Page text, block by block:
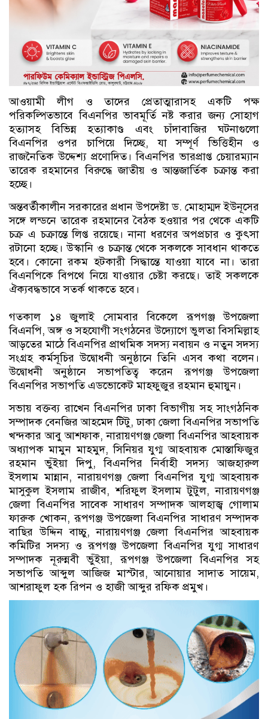
আওয়ামী লীগ ও তাদের প্রেতাত্মারাসহ একটি পক্ষ
পরিকল্পিতভাবে বিএনপির ভাবমূর্তি নষ্ট করার জন্য সোহাগ
হত্যাসহ বিভিন্ন হত্যাকাণ্ড এবং চাঁদাবাজির ঘটনাগুলো
বিএনপির ওপর চাপিয়ে দিচ্ছে, যা সম্পূর্ণ ভিত্তিহীন ও
রাজনৈতিক উদ্দেশ্য প্রণোদিত। বিএনপির ভারপ্রাপ্ত চেয়ারম্যান
তারেক রহমানের বিরুদ্ধে জাতীয় ও আন্তজার্তিক চক্রান্ত করা
হচ্ছে।
অন্তবর্তীকালীন সরকারের প্রধান উপদেষ্টা ড. মোহাম্মদ ইউনূসের
সঙ্গে লন্ডনে তারেক রহমানের বৈঠক হওয়ার পর থেকে একটি
চক্র এ চক্রান্তে লিপ্ত রয়েছে। নানা ধরণের অপপ্রচার ও কুৎসা
রটানো হচ্ছে। উস্কানি ও চক্রান্ত থেকে সকলকে সাবধান থাকতে
হবে। কোনো রকম হটকারী সিদ্ধান্তে যাওয়া যাবে না। তারা
বিএনপিকে বিপথে নিয়ে যাওয়ার চেষ্টা করছে। তাই সকলকে
ঐক্যবদ্ধভাবে সতর্ক থাকতে হবে।
গতকাল ১৪ জুলাই সোমবার বিকেলে রূপগঞ্জ উপজেলা
বিএনপি, অঙ্গ ও সহযোগী সংগঠনের উদ্যোগে ভুলতা বিসমিল্লাহ
আড়তের মাঠে বিএনপির প্রাথমিক সদস্য নবায়ন ও নতুন সদস্য
সংগ্রহ কর্মসূচির উদ্বোধনী অনুষ্ঠানে তিনি এসব কথা বলেন।
উদ্বোধনী অনুষ্ঠানে সভাপতিত্ব করেন রূপগঞ্জ উপজেলা
বিএনপির সভাপতি এডভোকেট মাহফুজুর রহমান হুমায়ুন।
সভায় বক্তব্য রাখেন বিএনপির ঢাকা বিভাগীয় সহ সাংগঠনিক
সম্পাদক বেনজির আহমেদ টিটু, ঢাকা জেলা বিএনপির সভাপতি
খন্দকার আবু আশফাক, নারায়ণগঞ্জ জেলা বিএনপির আহবায়ক
অধ্যাপক মামুন মাহমুদ, সিনিয়র যুগ্ম আহবায়ক মোস্তাফিজুর
রহমান ভুঁইয়া দিপু, বিএনপির নির্বাহী সদস্য আজহারুল
ইসলাম মান্নান, নারায়ণগঞ্জ জেলা বিএনপির যুগ্ম আহবায়ক
মাসুকুল ইসলাম রাজীব, শরিফুল ইসলাম টুটুল, নারায়ণগঞ্জ
জেলা বিএনপির সাবেক সাধারণ সম্পাদক আলহাজ্ব গোলাম
ফারুক খোকন, রূপগঞ্জ উপজেলা বিএনপির সাধারণ সম্পাদক
বাছির উদ্দিন বাচ্চু, নারায়ণগঞ্জ জেলা বিএনপির আহবায়ক
কমিটির সদস্য ও রূপগঞ্জ উপজেলা বিএনপির যুগ্ম সাধারণ
সম্পাদক নূরুন্নবী ভুঁইয়া, রূপগঞ্জ উপজেলা বিএনপির সহ
সভাপতি আব্দুল আজিজ মাস্টার, আনোয়ার সাদাত সায়েম,
আশরাফুল হক রিপন ও হাজী আব্দুর রফিক প্রমুখ।